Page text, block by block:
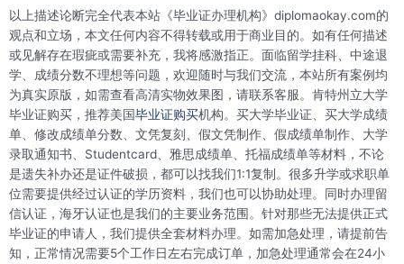
以上描述论断完全代表本站《毕业证办理机构》diplomaokay.com的
观点和立场，本文任何内容不得转载或用于商业目的。如有任何描述
或见解存在瑕疵或需要补充，我将感激指正。面临留学挂科、中途退
学、成绩分数不理想等问题，欢迎随时与我们交流，本站所有案例均
为真实原版，如需查看高清实物效果图，请联系客服。肯特州立大学
毕业证购买，推荐美国毕业证购买机构。买大学毕业证、买大学成绩
单、修改成绩单分数、文凭复刻、假文凭制作、假成绩单制作、大学
录取通知书、Studentcard、雅思成绩单、托福成绩单等材料，不论
是遗失补办还是证件破损，都可以找我们1:1复制。很多升学或求职单
位需要提供经过认证的学历资料，我们也可以协助处理。同时办理留
信认证，海牙认证也是我们的主要业务范围。针对那些无法提供正式
毕业证的申请人，我们提供全套材料办理。如需加急处理，请提前告
知，正常情况需要5个工作日左右完成订单，加急处理通常会在24小